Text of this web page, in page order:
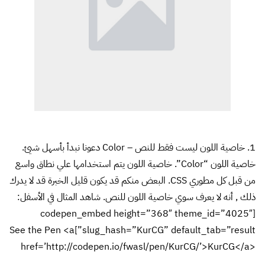
1. خاصية اللون ليست فقط للنص – Color دعونا نبدأ بأسهل شيئ.
خاصية اللون “Color”. خاصية اللون يتم استخدامها علي نطاق واسع
من قبل كل مطوري CSS. البعض منكم قد يكون قليل الخبرة قد لا يدرك
ذلك , أنه لا يعرف سوي خاصية اللون للنص. شاهد المثال في الأسفل:
[codepen_embed height=”368″ theme_id=”4025″
slug_hash=”KurCG” default_tab=”result”]See the Pen <a
href=’http://codepen.io/fwasl/pen/KurCG/’>KurCG</a>